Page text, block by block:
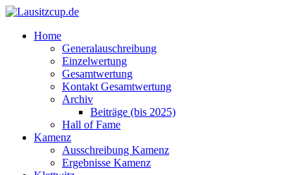
Home
Generalauschreibung
Einzelwertung
Gesamtwertung
Kontakt Gesamtwertung
Archiv
Beiträge (bis 2025)
Hall of Fame
Kamenz
Ausschreibung Kamenz
Ergebnisse Kamenz